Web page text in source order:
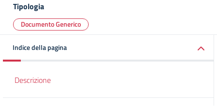
Tipologia
Documento Generico
Indice della pagina
Descrizione